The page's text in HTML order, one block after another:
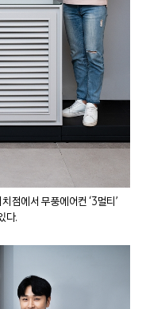
점에서 무풍에어컨 ‘3멀티’
다.